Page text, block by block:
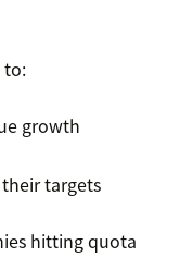
to:
growth
targets
hitting quota